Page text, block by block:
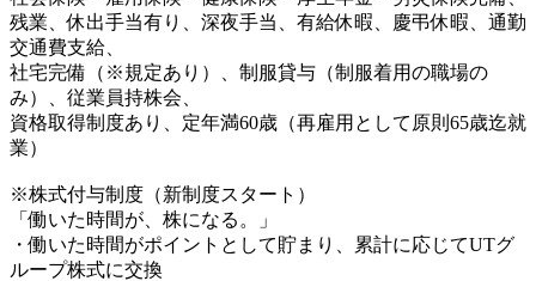
残業、休出手当有り、深夜手当、有給休暇、慶弔休暇、通勤
交通費支給、
社宅完備（※規定あり）、制服貸与（制服着用の職場の
み）、従業員持株会、
資格取得制度あり、定年満60歳（再雇用として原則65歳迄就
業）
※株式付与制度（新制度スタート）
「働いた時間が、株になる。」
・働いた時間がポイントとして貯まり、累計に応じてUTグ
ループ株式に交換